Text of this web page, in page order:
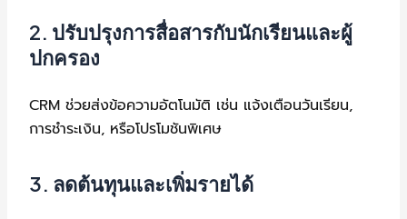
2. ปรับปรุงการสื่อสารกับนักเรียนและผู้
ปกครอง
CRM ช่วยส่งข้อความอัตโนมัติ เช่น แจ้งเตือนวันเรียน,
การชำระเงิน, หรือโปรโมชันพิเศษ
3. ลดต้นทุนและเพิ่มรายได้